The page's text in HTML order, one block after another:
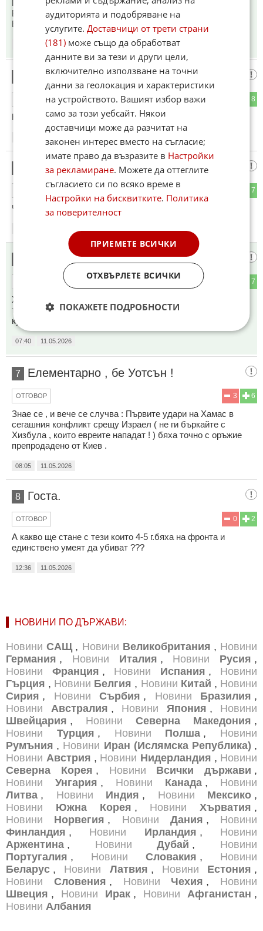
ПОЗНАЙТЕ ЗАЩО ! ЗАЩОТО НЯМА ЧИТАВ ТАМ ,
ВСИЧКИ СА В КЮПА ВКУПОМ С
ЕВРОДАЛАВЕРАДЖИЙСКАТА ВЪРХУШКА!
11.05.2026
Зелени капачки
8
ОТГОВОР
Като нищо ще се окаже в ИДИЛ и Иран.
И КОЙ КАЗВА
7
Че войната свършва?
"Владимир Путин, президент"
7
Хи хи хи
тoа Frontex на ес-то за усръинсите е като "джилезния
купол" на исраелсите за иранците
07:40 11.05.2026
7 Елементарно , бе Уотсън !
6
3
ОТГОВОР
Знае се , и вече се случва : Първите удари на Хамас в
сегашния конфликт срещу Израел ( не ги бъркайте с
Хизбула , които евреите нападат ! ) бяха точно с оръжие
препродадено от Киев .
08:05 11.05.2026
8 Госта.
2
0
ОТГОВОР
А какво ще стане с тези които 4-5 г.бяха на фронта и
единствено умеят да убиват ???
12:36 11.05.2026
НОВИНИ ПО ДЪРЖАВИ:
Новини САЩ , Новини Великобритания , Новини
Германия , Новини Италия , Новини Русия ,
Новини
Франция , Новини Испания , Новини
Гърция , Новини Белгия , Новини Китай , Новини
Сирия , Новини Сърбия , Новини Бразилия ,
Новини
Австралия , Новини Япония , Новини
Швейцария , Новини Северна Македония ,
Новини
Турция , Новини Полша , Новини
Румъния , Новини Иран (Ислямска Република) ,
Новини Австрия , Новини Нидерландия , Новини
Северна Корея , Новини Всички държави ,
Новини
Унгария , Новини Канада , Новини
Литва , Новини Индия , Новини Мексико ,
Новини
Южна Корея , Новини Хърватия ,
Новини
Норвегия , Новини Дания , Новини
Финландия , Новини Ирландия , Новини
Аржентина , Новини Дубай , Новини
Португалия , Новини Словакия , Новини
Беларус , Новини Латвия , Новини Естония ,
Новини
Словения , Новини Чехия , Новини
Швеция , Новини Ирак , Новини Афганистан ,
Новини Албания
аудиторията и подобряване на
услугите.Доставчици от трети страни
(181) може също да обработват
данните ви за тези и други цели,
включително използване на точни
данни за геолокация и характеристики
на устройството. Вашият избор важи
само за този уебсайт. Някои
доставчици може да разчитат на
законен интерес вместо на съгласие;
имате право да възразите в Настройки
за рекламиране. Можете да оттеглите
съгласието си по всяко време в
Настройки на бисквитките. Политика
за поверителност
ПРИЕМЕТЕ ВСИЧКИ
ОТХВЪРЛЕТЕ ВСИЧКИ
ПОКАЖЕТЕ ПОДРОБНОСТИ